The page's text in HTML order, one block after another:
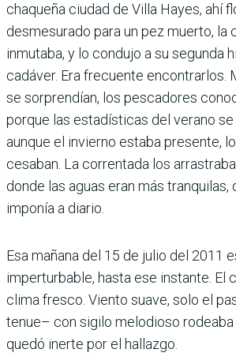
chaqueña ciudad de Villa Hayes, ahí
desmesurado para un pez muerto, la
inmutaba, y lo condujo a su segunda
cadáver. Era frecuente encontrarlos.
se sorprendían, los pescadores
porque las estadísticas del verano se
aunque el invierno estaba presente,
cesaban. La correntada los
donde las aguas eran más tranquilas,
imponía a diario.
Esa mañana del 15 de julio del 2011
imperturbable, hasta ese instante. El
clima fresco. Viento suave, solo el
tenue– con sigilo melodioso rodeaba
quedó inerte por el hallazgo.